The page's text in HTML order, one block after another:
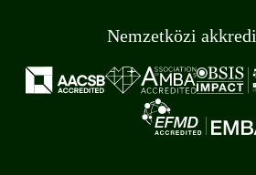
Nemzetközi